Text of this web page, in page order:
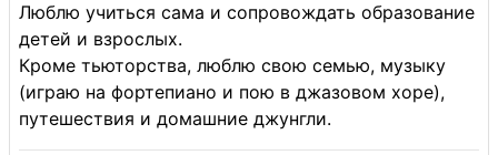
Люблю учиться сама и сопровождать образование
детей и взрослых.
Кроме тьюторства, люблю свою семью, музыку
(играю на фортепиано и пою в джазовом хоре),
путешествия и домашние джунгли.